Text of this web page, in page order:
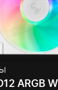
ARGB